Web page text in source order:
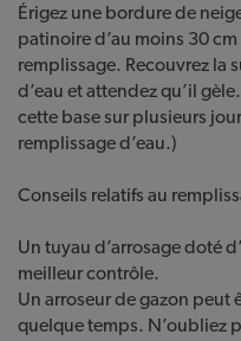
Érigez une bordure de
patinoire d’au moins 30
remplissage. Recouvrez la
d’eau et attendez qu’il
cette base sur plusieurs
remplissage d’eau.)
Conseils relatifs au
Un tuyau d’arrosage doté
meilleur contrôle.
Un arroseur de gazon peut
quelque temps. N’oubliez